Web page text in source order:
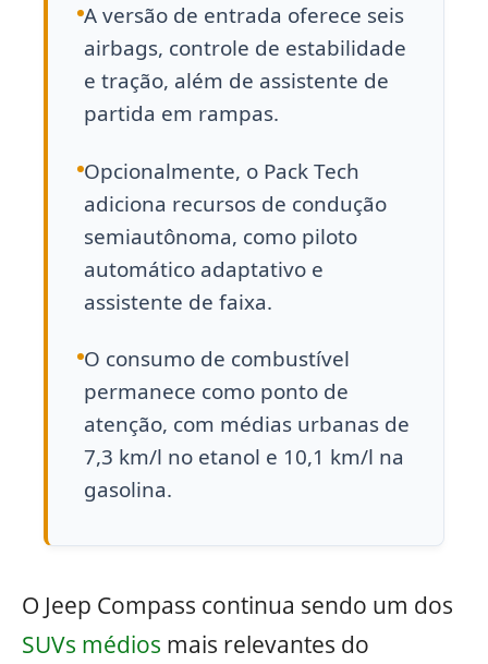
A versão de entrada oferece seis
airbags, controle de estabilidade
e tração, além de assistente de
partida em rampas.
Opcionalmente, o Pack Tech
adiciona recursos de condução
semiautônoma, como piloto
automático adaptativo e
assistente de faixa.
O consumo de combustível
permanece como ponto de
atenção, com médias urbanas de
7,3 km/l no etanol e 10,1 km/l na
gasolina.
O Jeep Compass continua sendo um dos
SUVs médios mais relevantes do